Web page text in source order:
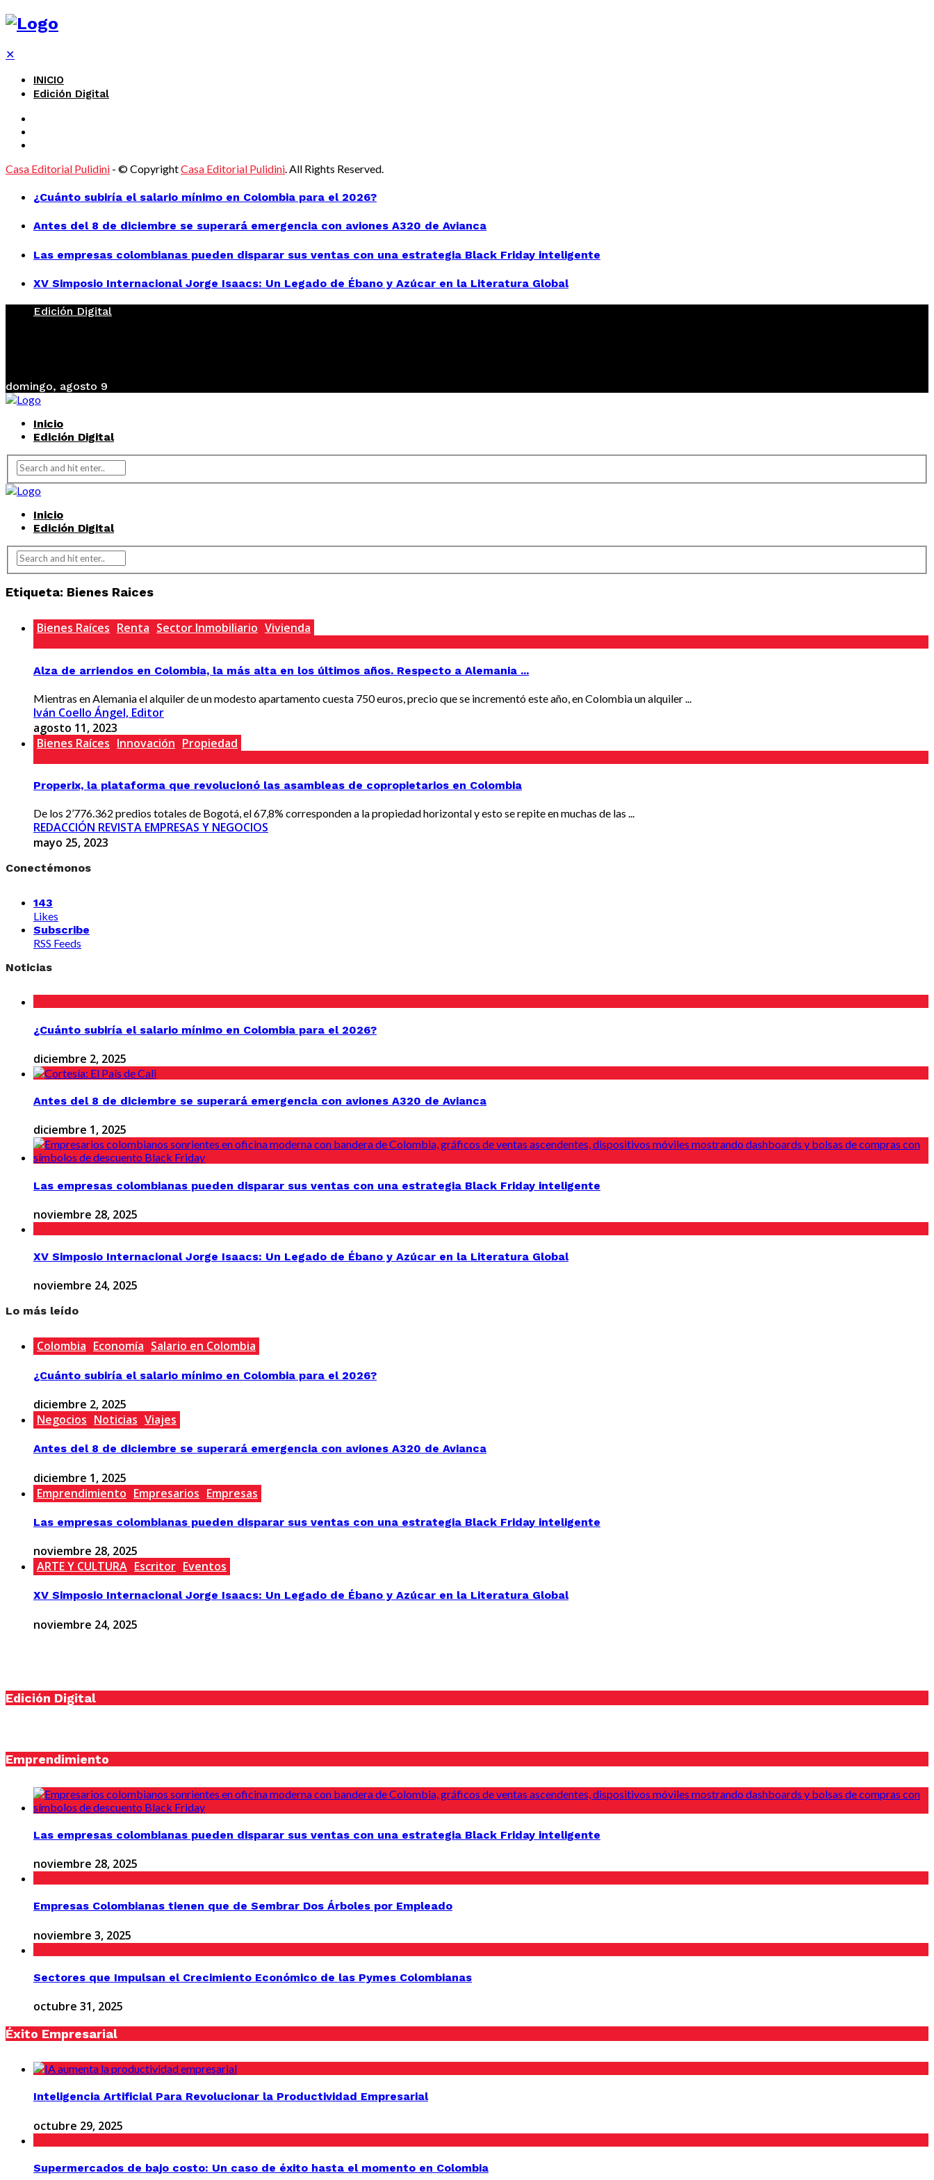
✕
INICIO
Edición Digital
Casa Editorial Pulidini - © CopyrightCasa Editorial Pulidini. All Rights Reserved.
¿Cuánto subiría el salario mínimo en Colombia para el 2026?
Antes del 8 de diciembre se superará emergencia con aviones A320 de Avianca
Las empresas colombianas pueden disparar sus ventas con una estrategia Black Friday inteligente
XV Simposio Internacional Jorge Isaacs: Un Legado de Ébano y Azúcar en la Literatura Global
Edición Digital
domingo, agosto 9
Inicio
Edición Digital
Inicio
Edición Digital
Etiqueta: Bienes Raices
Bienes Raíces Renta Sector Inmobiliario Vivienda
Alza de arriendos en Colombia, la más alta en los últimos años. Respecto a Alemania ...
Mientras en Alemania el alquiler de un modesto apartamento cuesta 750 euros, precio que se incrementó este año, en Colombia un alquiler ...
Iván Coello Ángel, Editor
agosto 11, 2023
Bienes Raíces Innovación Propiedad
Properix, la plataforma que revolucionó las asambleas de copropietarios en Colombia
De los 2’776.362 predios totales de Bogotá, el 67,8% corresponden a la propiedad horizontal y esto se repite en muchas de las ...
REDACCIÓN REVISTA EMPRESAS Y NEGOCIOS
mayo 25, 2023
Conectémonos
143
Likes
Subscribe
RSS Feeds
Noticias
¿Cuánto subiría el salario mínimo en Colombia para el 2026?
diciembre 2, 2025
Antes del 8 de diciembre se superará emergencia con aviones A320 de Avianca
diciembre 1, 2025
Las empresas colombianas pueden disparar sus ventas con una estrategia Black Friday inteligente
noviembre 28, 2025
XV Simposio Internacional Jorge Isaacs: Un Legado de Ébano y Azúcar en la Literatura Global
noviembre 24, 2025
Lo más leído
Colombia Economía Salario en Colombia
¿Cuánto subiría el salario mínimo en Colombia para el 2026?
diciembre 2, 2025
Negocios Noticias Viajes
Antes del 8 de diciembre se superará emergencia con aviones A320 de Avianca
diciembre 1, 2025
Emprendimiento Empresarios Empresas
Las empresas colombianas pueden disparar sus ventas con una estrategia Black Friday inteligente
noviembre 28, 2025
ARTE Y CULTURA Escritor Eventos
XV Simposio Internacional Jorge Isaacs: Un Legado de Ébano y Azúcar en la Literatura Global
noviembre 24, 2025
Edición Digital
Emprendimiento
Las empresas colombianas pueden disparar sus ventas con una estrategia Black Friday inteligente
noviembre 28, 2025
Empresas Colombianas tienen que de Sembrar Dos Árboles por Empleado
noviembre 3, 2025
Sectores que Impulsan el Crecimiento Económico de las Pymes Colombianas
octubre 31, 2025
Éxito Empresarial
Inteligencia Artificial Para Revolucionar la Productividad Empresarial
octubre 29, 2025
Supermercados de bajo costo: Un caso de éxito hasta el momento en Colombia